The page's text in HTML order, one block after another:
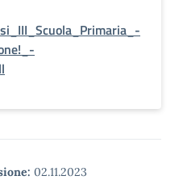
02.11.2023